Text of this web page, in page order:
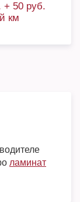
+ 50 руб.
км
ламинат